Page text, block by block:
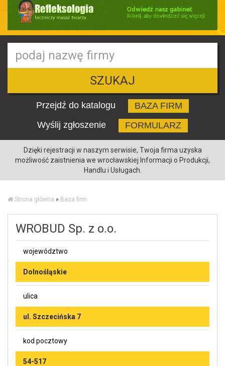
SZUKAJ
Przejdź do katalogu
BAZA FIRM
Wyślij zgłoszenie
FORMULARZ
Dzięki rejestracji w naszym serwisie, Twoja firma uzyska
możliwość zaistnienia we wrocławskiej Informacji o Produkcji,
Handlu i Usługach.
Strona główna » Baza firm
WROBUD Sp. z o.o.
województwo
Dolnośląskie
ulica
ul. Szczecińska 7
kod pocztowy
54-517